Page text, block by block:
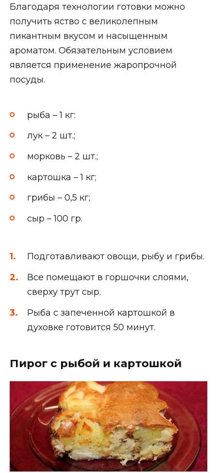
Благодаря технологии готовки можно
получить яство с великолепным
пикантным вкусом и насыщенным
ароматом. Обязательным условием
является применение жаропрочной
посуды.
рыба – 1 кг:
лук – 2 шт.;
морковь – 2 шт.;
картошка – 1 кг;
грибы – 0,5 кг;
сыр – 100 гр.
Подготавливают овощи, рыбу и грибы.
Все помещают в горшочки слоями,
сверху трут сыр.
Рыба с запеченной картошкой в
духовке готовится 50 минут.
Пирог с рыбой и картошкой